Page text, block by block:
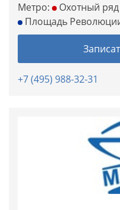
Метро:
Охотный ряд
Площадь
+7 (495) 988-32-31